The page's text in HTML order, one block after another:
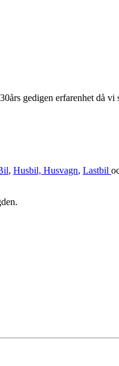
gedigen erfarenhet då
, Husbil, Husvagn, Lastbil